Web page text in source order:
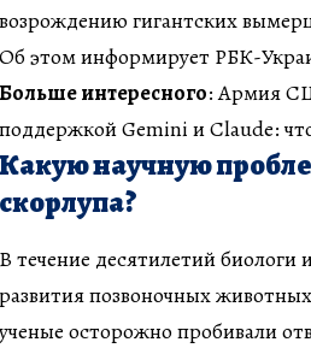
возрождению гигантских
Об этом информирует РБК-
Больше интересного: Армия
поддержкой Gemini и Claude:
Какую научную
скорлупа?
В течение десятилетий биологи
развития позвоночных
ученые осторожно пробивали